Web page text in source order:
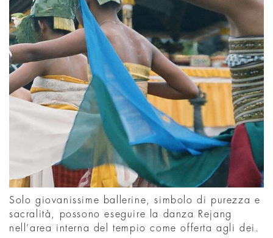
Solo giovanissime ballerine, simbolo di purezza e
sacralità, possono eseguire la danza Rejang
nell’area interna del tempio come offerta agli dei.